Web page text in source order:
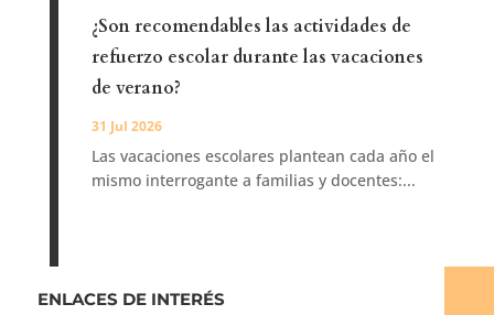
¿Son recomendables las actividades de
refuerzo escolar durante las vacaciones
de verano?
31 Jul 2026
Las vacaciones escolares plantean cada año el
mismo interrogante a familias y docentes:...
ENLACES DE INTERÉS